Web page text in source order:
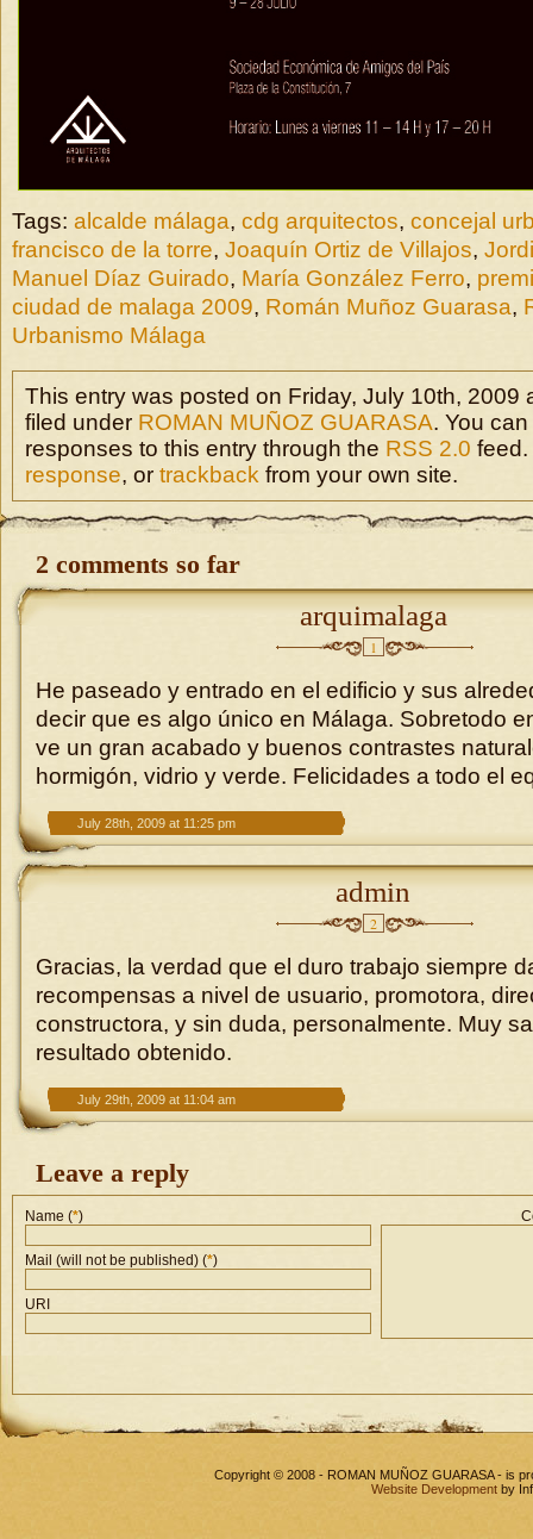
Tags: alcalde málaga, cdg arquitectos, concejal
francisco de la torre, Joaquín Ortiz de Villajos,
Manuel Díaz Guirado, María González Ferro,
ciudad de malaga 2009, Román Muñoz Guarasa,
Urbanismo Málaga
This entry was posted on Friday, July 10th, 2009
filed under ROMAN MUÑOZ GUARASA. You
responses to this entry through the RSS 2.0
response, or trackback from your own site.
2 comments so far
arquimalaga
1
He paseado y entrado en el edificio y sus
decir que es algo único en Málaga. Sobretodo
ve un gran acabado y buenos contrastes
hormigón, vidrio y verde. Felicidades a todo el
July 28th, 2009 at 11:25 pm
admin
2
Gracias, la verdad que el duro trabajo siempre
recompensas a nivel de usuario, promotora,
constructora, y sin duda, personalmente. Muy
resultado obtenido.
July 29th, 2009 at 11:04 am
Leave a reply
Name (*)
Mail (will not be published) (*)
URI
Copyright © 2008 - ROMAN MUÑOZ GUARASA - is
Website Development by